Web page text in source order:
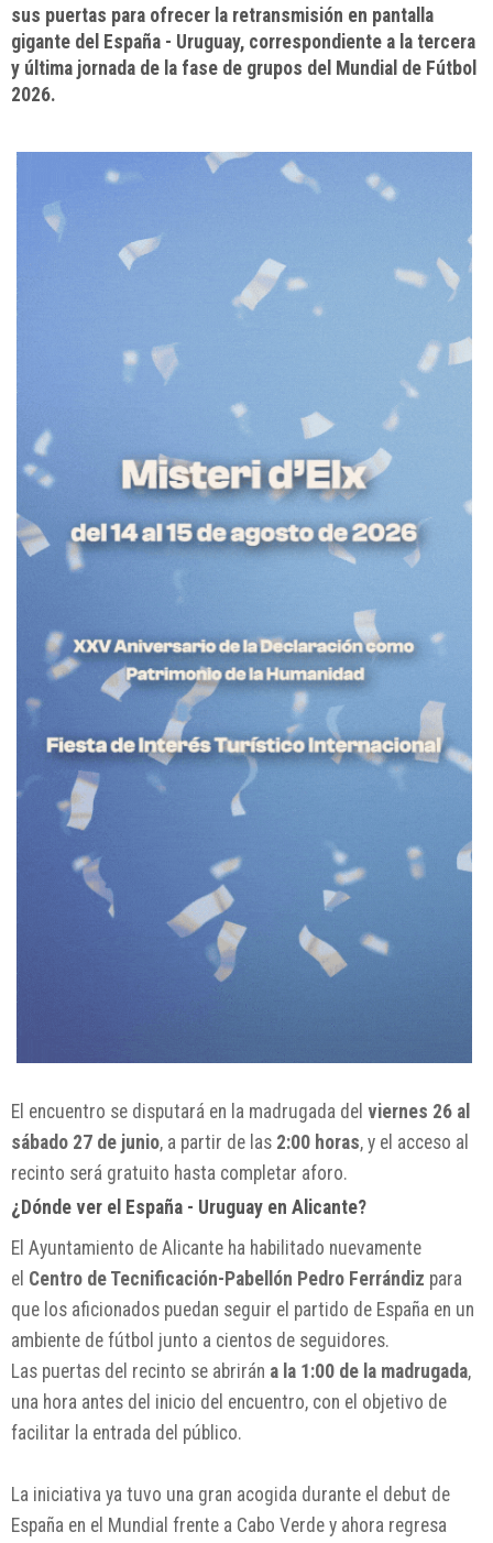
sus puertas para ofrecer la retransmisión en pantalla
gigante del España - Uruguay, correspondiente a la tercera
y última jornada de la fase de grupos del Mundial de Fútbol
2026.
El encuentro se disputará en la madrugada del viernes 26 al
sábado 27 de junio, a partir de las 2:00 horas, y el acceso al
recinto será gratuito hasta completar aforo.
¿Dónde ver el España - Uruguay en Alicante?
El Ayuntamiento de Alicante ha habilitado nuevamente
el Centro de Tecnificación-Pabellón Pedro Ferrándiz para
que los aficionados puedan seguir el partido de España en un
ambiente de fútbol junto a cientos de seguidores.
Las puertas del recinto se abrirán a la 1:00 de la madrugada,
una hora antes del inicio del encuentro, con el objetivo de
facilitar la entrada del público.
La iniciativa ya tuvo una gran acogida durante el debut de
España en el Mundial frente a Cabo Verde y ahora regresa